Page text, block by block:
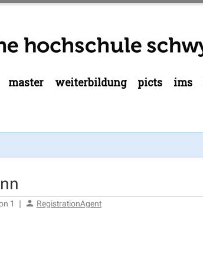
master weiterbildung picts ims
1 | RegistrationAgent